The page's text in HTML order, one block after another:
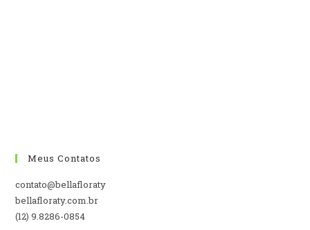
Meus Contatos
contato@bellafloraty
bellafloraty.com.br
(12) 9.8286-0854